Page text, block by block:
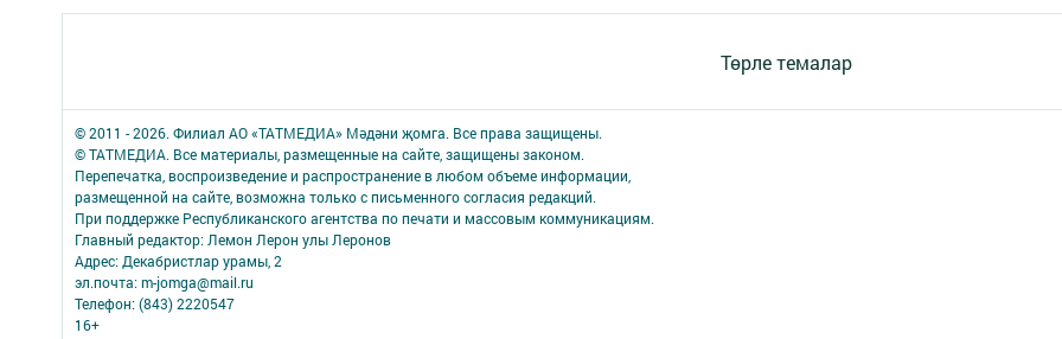
Төрле темалар
© 2011 - 2026. Филиал АО «ТАТМЕДИА» Мәдәни җомга. Все права защищены.
© ТАТМЕДИА. Все материалы, размещенные на сайте, защищены законом.
Перепечатка, воспроизведение и распространение в любом объеме информации,
размещенной на сайте, возможна только с письменного согласия редакций.
При поддержке Республиканского агентства по печати и массовым коммуникациям.
Главный редактор: Лемон Лерон улы Леронов
Адрес: Декабристлар урамы, 2
эл.почта: m-jomga@mail.ru
Телефон: (843) 2220547
16+